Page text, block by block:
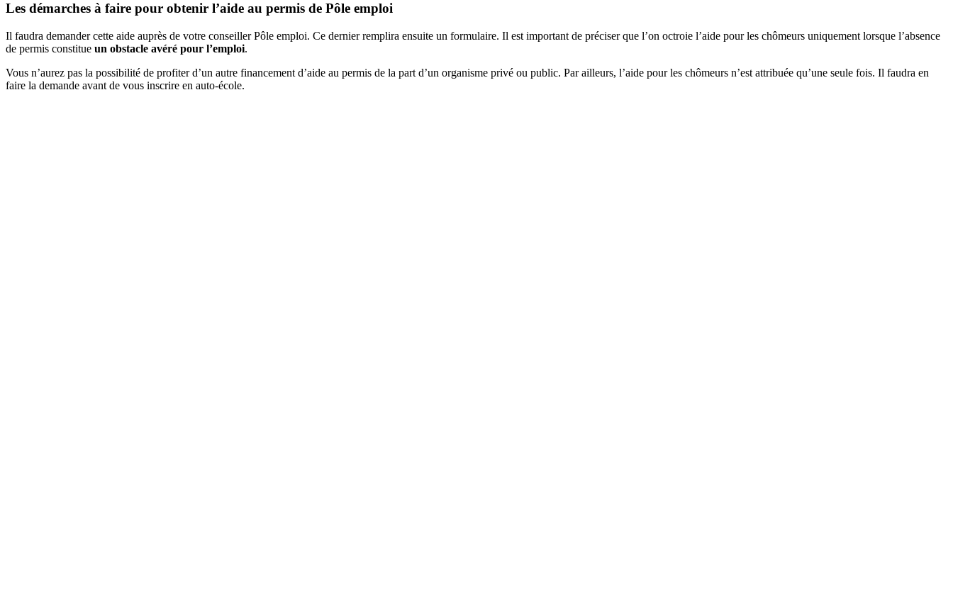
Les démarches à faire pour obtenir l’aide au permis de Pôle emploi
Il faudra demander cette aide auprès de votre conseiller Pôle emploi. Ce dernier remplira ensuite un formulaire. Il est important de préciser que l’on octroie l’aide pour les chômeurs uniquement lorsque l’absence
de permis constitue un obstacle avéré pour l’emploi.
Vous n’aurez pas la possibilité de profiter d’un autre financement d’aide au permis de la part d’un organisme privé ou public. Par ailleurs, l’aide pour les chômeurs n’est attribuée qu’une seule fois. Il faudra en
faire la demande avant de vous inscrire en auto-école.